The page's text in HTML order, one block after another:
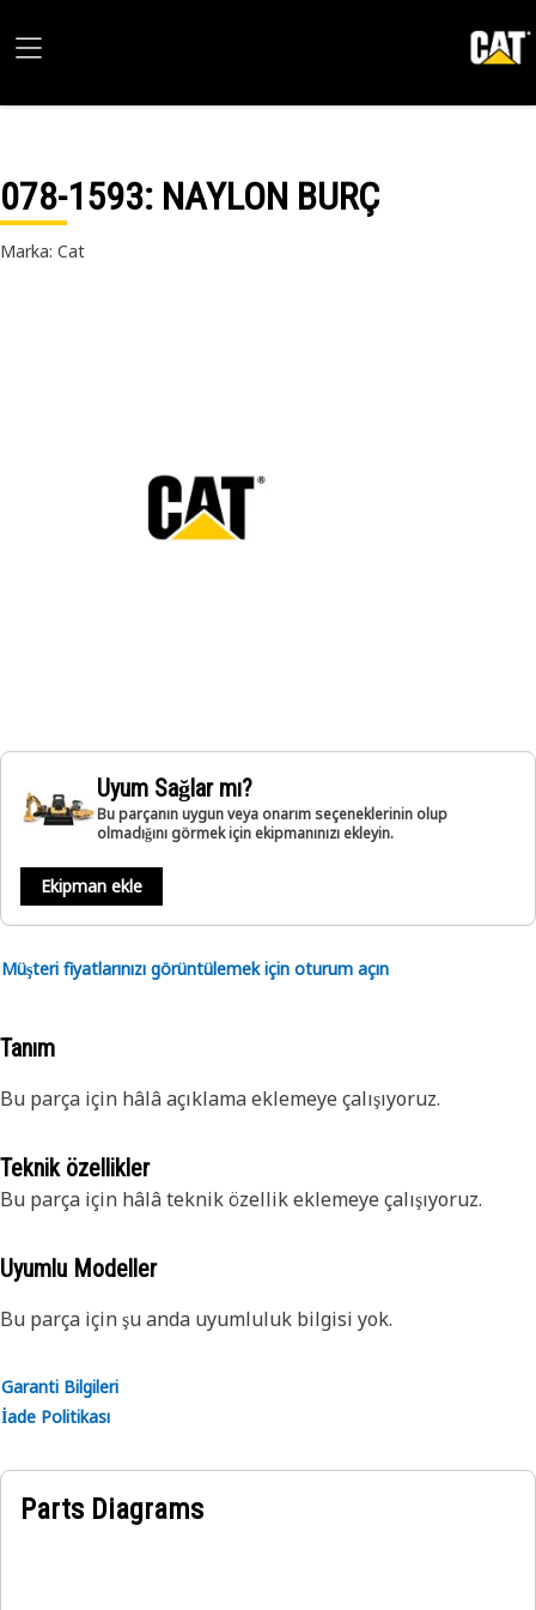
078-1593: NAYLON BURÇ
Marka: Cat
Uyum Sağlar mı?
Bu parçanın uygun veya onarım seçeneklerinin olup
olmadığını görmek için ekipmanınızı ekleyin.
Ekipman ekle
Müşteri fiyatlarınızı görüntülemek için oturum açın
Tanım
Bu parça için hâlâ açıklama eklemeye çalışıyoruz.
Teknik özellikler
Bu parça için hâlâ teknik özellik eklemeye çalışıyoruz.
Uyumlu Modeller
Bu parça için şu anda uyumluluk bilgisi yok.
Garanti Bilgileri
İade Politikası
Parts Diagrams